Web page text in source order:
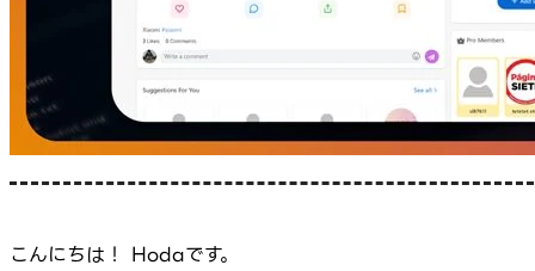
こんにちは！ Hodaです。